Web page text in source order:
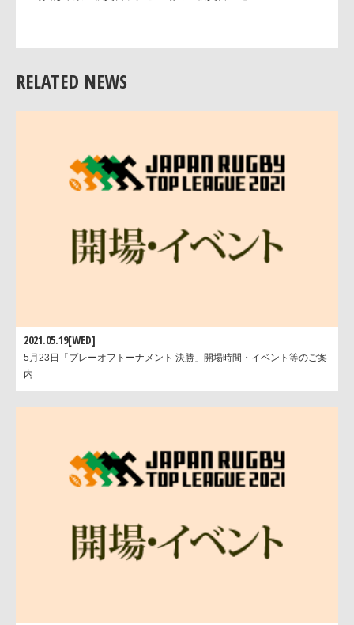
近鉄花園ラグビー場
RELATED NEWS
2021.05.19[WED]
5月23日「プレーオフトーナメント 決勝」開場時間・イベント等のご案
内